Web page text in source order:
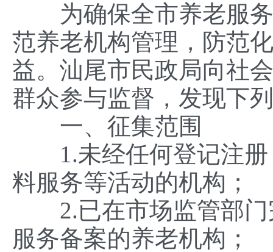
为确保全市养老服务
范养老机构管理，防范
益。汕尾市民政局向社
群众参与监督，发现下
一、征集范围
1.未经任何登记注册
料服务等活动的机构
2.已在市场监管部门
服务备案的养老机构；